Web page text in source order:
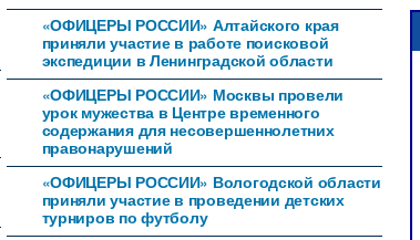
«ОФИЦЕРЫ РОССИИ» Алтайского края
приняли участие в работе поисковой
экспедиции в Ленинградской области
«ОФИЦЕРЫ РОССИИ» Москвы провели
урок мужества в Центре временного
содержания для несовершеннолетних
правонарушений
«ОФИЦЕРЫ РОССИИ» Вологодской области
приняли участие в проведении детских
турниров по футболу